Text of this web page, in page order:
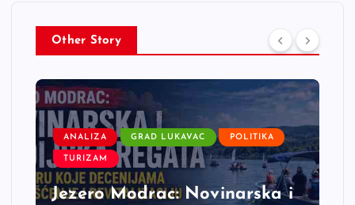
Other Story
ANALIZA GRAD LUKAVAC POLITIKA
TURIZAM
Jezero Modrac: Novinarska i